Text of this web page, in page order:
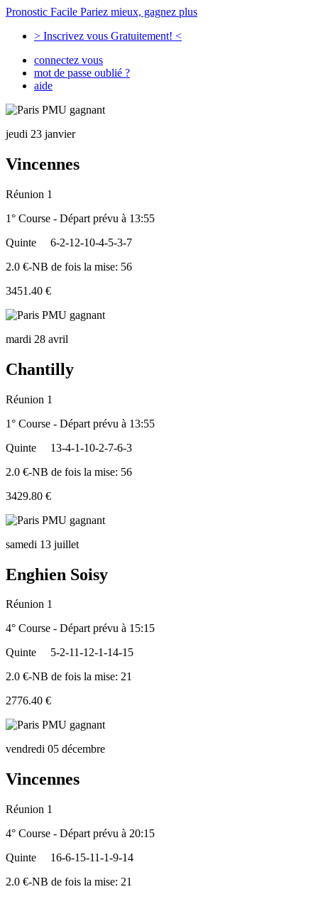
Pronostic Facile Pariez mieux, gagnez plus
> Inscrivez vous Gratuitement! <
connectez vous
mot de passe oublié ?
aide
jeudi 23 janvier
Vincennes
Réunion 1
1° Course - Départ prévu à 13:55
Quinte
6-2-12-10-4-5-3-7
2.0 €-NB de fois la mise: 56
3451.40 €
mardi 28 avril
Chantilly
Réunion 1
1° Course - Départ prévu à 13:55
Quinte
13-4-1-10-2-7-6-3
2.0 €-NB de fois la mise: 56
3429.80 €
samedi 13 juillet
Enghien Soisy
Réunion 1
4° Course - Départ prévu à 15:15
Quinte
5-2-11-12-1-14-15
2.0 €-NB de fois la mise: 21
2776.40 €
vendredi 05 décembre
Vincennes
Réunion 1
4° Course - Départ prévu à 20:15
Quinte
16-6-15-11-1-9-14
2.0 €-NB de fois la mise: 21